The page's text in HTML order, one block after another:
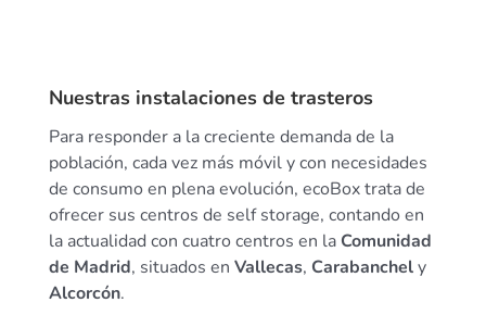
Nuestras instalaciones de trasteros
Para responder a la creciente demanda de la
población, cada vez más móvil y con necesidades
de consumo en plena evolución, ecoBox trata de
ofrecer sus centros de self storage, contando en
la actualidad con cuatro centros en la Comunidad
de Madrid, situados en Vallecas, Carabanchely
Alcorcón.